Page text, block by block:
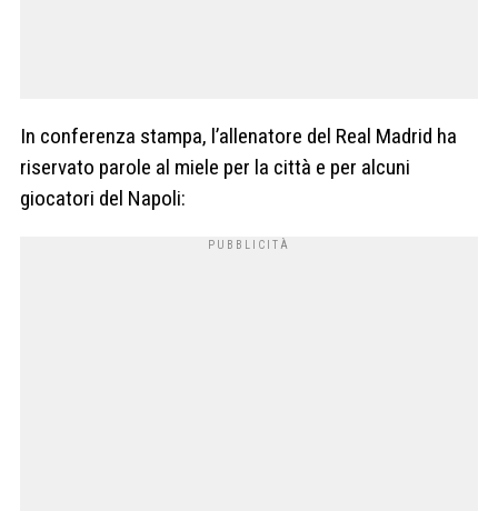
In conferenza stampa, l’allenatore del Real Madrid ha
riservato parole al miele per la città e per alcuni
giocatori del Napoli: